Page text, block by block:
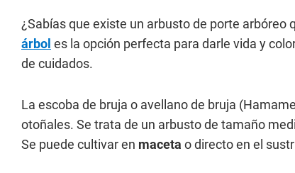
¿Sabías que existe un arbusto de porte arbóreo
árbol es la opción perfecta para darle vida y
de cuidados.
La escoba de bruja o avellano de bruja
otoñales. Se trata de un arbusto de tamaño
Se puede cultivar en maceta o directo en el